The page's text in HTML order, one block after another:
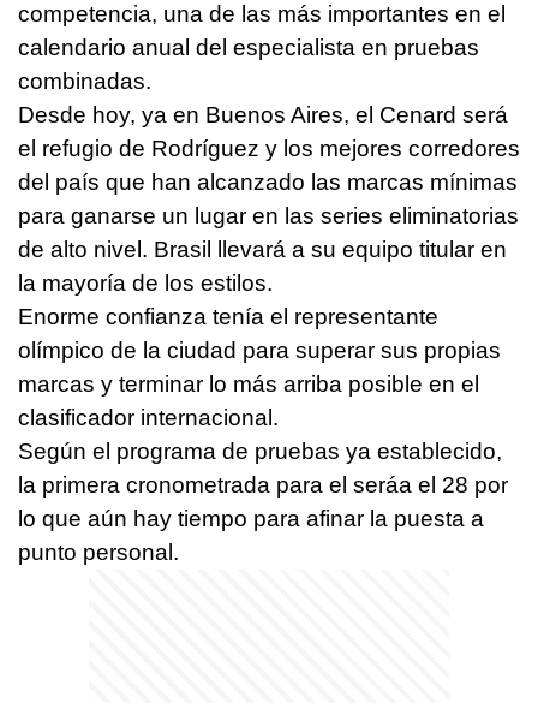
competencia, una de las más importantes en el
calendario anual del especialista en pruebas
combinadas.
Desde hoy, ya en Buenos Aires, el Cenard será
el refugio de Rodríguez y los mejores corredores
del país que han alcanzado las marcas mínimas
para ganarse un lugar en las series eliminatorias
de alto nivel. Brasil llevará a su equipo titular en
la mayoría de los estilos.
Enorme confianza tenía el representante
olímpico de la ciudad para superar sus propias
marcas y terminar lo más arriba posible en el
clasificador internacional.
Según el programa de pruebas ya establecido,
la primera cronometrada para el seráa el 28 por
lo que aún hay tiempo para afinar la puesta a
punto personal.